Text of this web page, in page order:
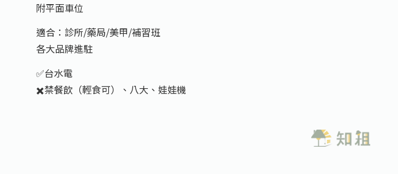
附平面車位
適合：診所/藥局/美甲/補習班
各大品牌進駐
✅台水電
✖️禁餐飲（輕食可）、八大、娃娃機